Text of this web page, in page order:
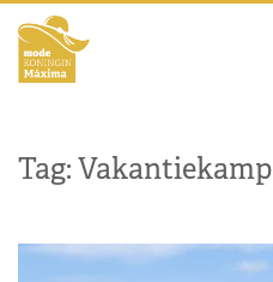
Tag: Vakantiekamp